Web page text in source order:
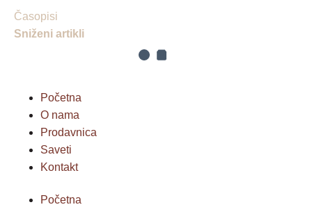
Časopisi
Sniženi artikli
Početna
O nama
Prodavnica
Saveti
Kontakt
Početna